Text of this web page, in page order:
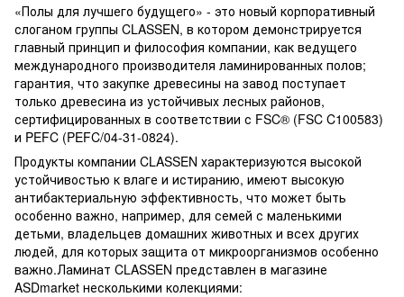
«Полы для лучшего будущего» - это новый корпоративный
слоганом группы CLASSEN, в котором демонстрируется
главный принцип и философия компании, как ведущего
международного производителя ламинированных полов;
гарантия, что закупке древесины на завод поступает
только древесина из устойчивых лесных районов,
сертифицированных в соответствии с FSC® (FSC C100583)
и PEFC (PEFC/04-31-0824).
Продукты компании CLASSEN характеризуются высокой
устойчивостью к влаге и истиранию, имеют высокую
антибактериальную эффективность, что может быть
особенно важно, например, для семей с маленькими
детьми, владельцев домашних животных и всех других
людей, для которых защита от микроорганизмов особенно
важно.Ламинат CLASSEN представлен в магазине
ASDmarket несколькими колекциями: